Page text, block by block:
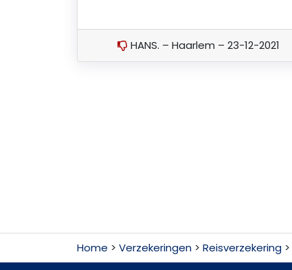
HANS. – Haarlem – 23-12-2021
Home > Verzekeringen > Reisverzekering >